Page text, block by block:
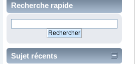
Recherche rapide
Sujet récents